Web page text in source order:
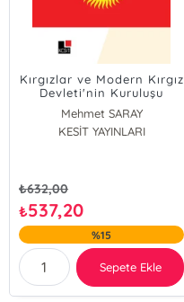
Kırgızlar ve Modern Kırgız
Devleti'nin Kuruluşu
Mehmet SARAY
KESİT YAYINLARI
₺632,00
₺537,20
%15
Sepete Ekle